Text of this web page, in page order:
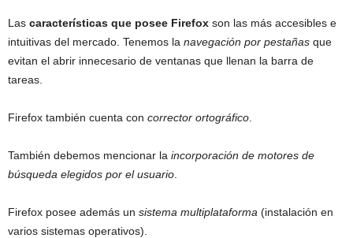
Las características que posee Firefox son las más accesibles e
intuitivas del mercado. Tenemos la navegación por pestañas que
evitan el abrir innecesario de ventanas que llenan la barra de
tareas.
Firefox también cuenta con corrector ortográfico
También debemos mencionar la incorporación de motores de
búsqueda elegidos por el usuario
Firefox posee además un sistema multiplataforma (instalación en
varios sistemas operativos).